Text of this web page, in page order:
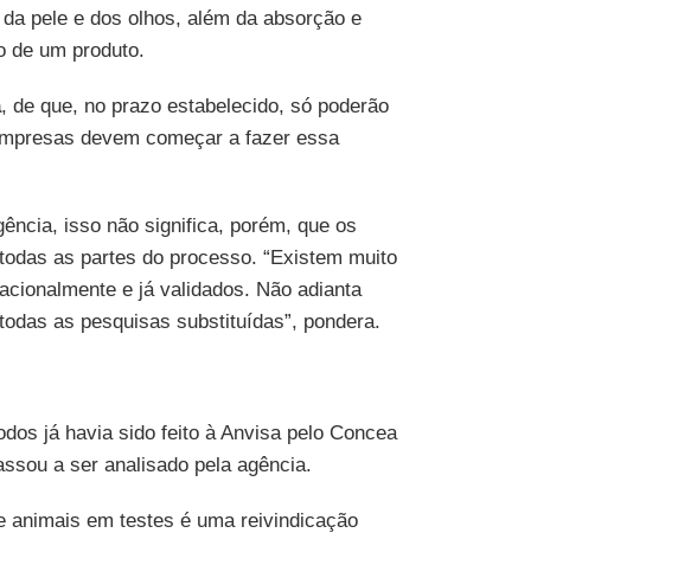
pele e dos olhos, além da absorção e
de um produto.
, de que, no prazo estabelecido, só poderão
devem começar a fazer essa
isso não significa, porém, que os
as partes do processo. “Existem muito
e já validados. Não adianta
as pesquisas substituídas”, pondera.
já havia sido feito à Anvisa pelo Concea
a ser analisado pela agência.
animais em testes é uma reivindicação